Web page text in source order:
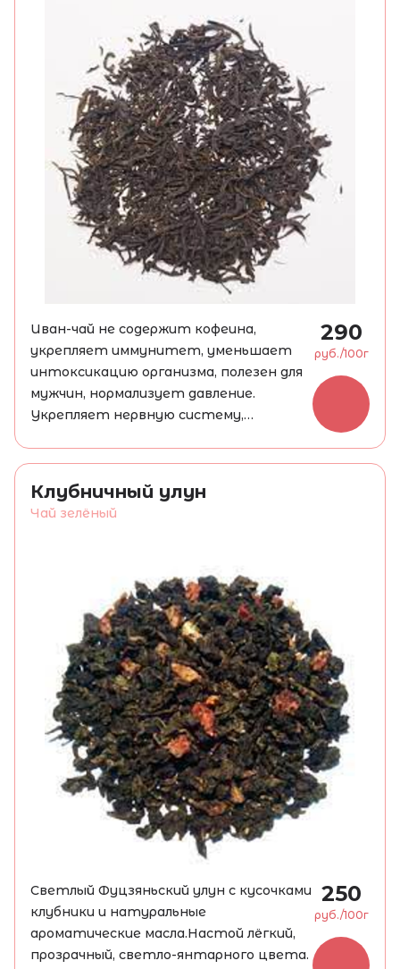
Иван-чай не содержит кофеина,
укрепляет иммунитет, уменьшает
интоксикацию организма, полезен для
мужчин, нормализует давление.
Укрепляет нервную систему,
290
руб./100г
Клубничный улун
Чай зелёный
Светлый Фуцзяньский улун с кусочками
клубники и натуральные
ароматические масла.Настой лёгкий,
прозрачный, светло-янтарного цвета.
250
руб./100г